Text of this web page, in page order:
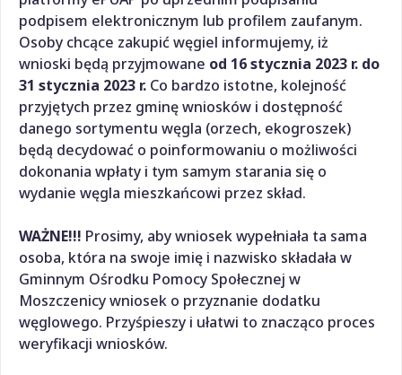
podpisem elektronicznym lub profilem zaufanym.
Osoby chcące zakupić węgiel informujemy, iż
wnioski będą przyjmowane od 16 stycznia 2023 r. do
31 stycznia 2023 r. Co bardzo istotne, kolejność
przyjętych przez gminę wniosków i dostępność
danego sortymentu węgla (orzech, ekogroszek)
będą decydować o poinformowaniu o możliwości
dokonania wpłaty i tym samym starania się o
wydanie węgla mieszkańcowi przez skład.
WAŻNE!!! Prosimy, aby wniosek wypełniała ta sama
osoba, która na swoje imię i nazwisko składała w
Gminnym Ośrodku Pomocy Społecznej w
Moszczenicy wniosek o przyznanie dodatku
węglowego. Przyśpieszy i ułatwi to znacząco proces
weryfikacji wniosków.